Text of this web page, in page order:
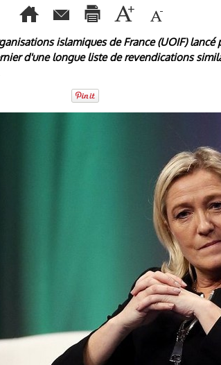
islamiques de France (UOIF)
d'une longue liste de revendications